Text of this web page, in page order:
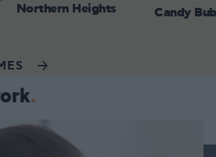
Northern Heights Candy